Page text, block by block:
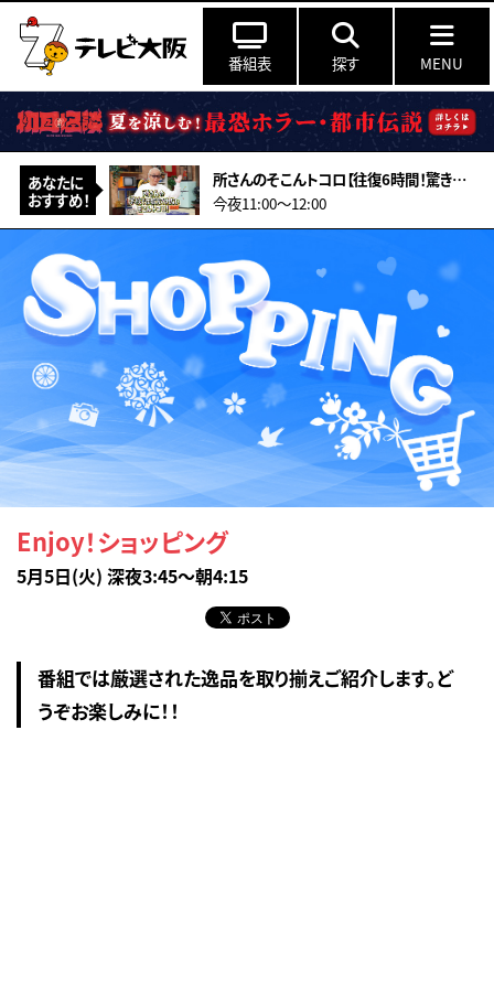
番組表 探す MENU
あなたに
おすすめ！
所さんのそこんトコロ【往復6時間！驚きの遠距離通学！&amp;型破りアーティスト】
今夜11:00〜12:00
Enjoy！ショッピング
5月5日(火) 深夜3:45～朝4:15
番組では厳選された逸品を取り揃えご紹介します。ど
うぞお楽しみに！！